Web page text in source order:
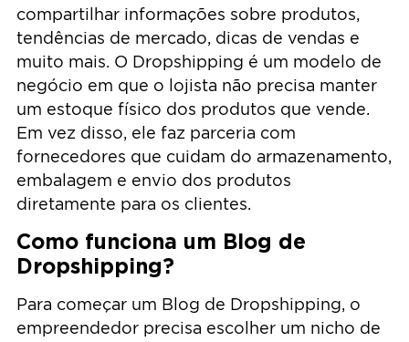
compartilhar informações sobre produtos,
tendências de mercado, dicas de vendas e
muito mais. O Dropshipping é um modelo de
negócio em que o lojista não precisa manter
um estoque físico dos produtos que vende.
Em vez disso, ele faz parceria com
fornecedores que cuidam do armazenamento,
embalagem e envio dos produtos
diretamente para os clientes.
Como funciona um Blog de
Dropshipping?
Para começar um Blog de Dropshipping, o
empreendedor precisa escolher um nicho de